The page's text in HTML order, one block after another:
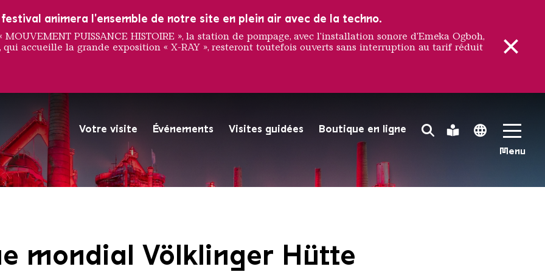
Search Toggle
Menu
Leichte Sprache
Language
Votre visite Événements Visites guidées
Boutique en ligne
La Völklinger Hütte plongée dans la lumière rouge
Copyright: Weltkulturerbe Völklinger Hütte | Oliver Dietze
mondial Völklinger Hütte
festival animera l'ensemble de notre site en plein air avec de la techno.
PUISSANCE HISTOIRE », la station de pompage, avec l'installation sonore d'Emeka Ogboh,
qui accueille la grande exposition « X-RAY », resteront toutefois ouverts sans interruption au tarif réduit